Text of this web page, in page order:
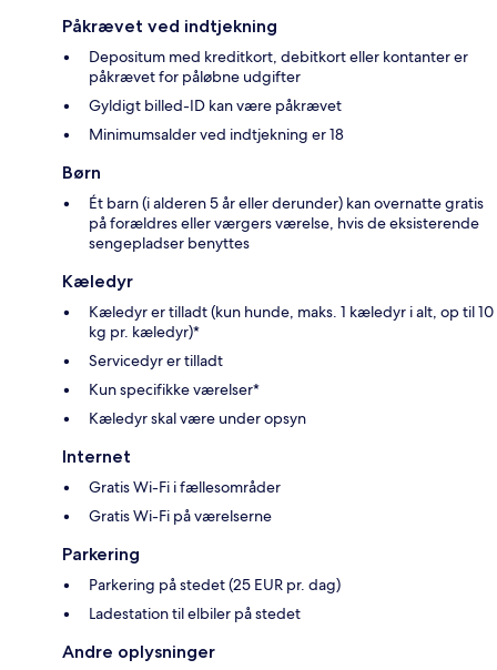
Påkrævet ved indtjekning
Depositum med kreditkort, debitkort eller kontanter er
påkrævet for påløbne udgifter
Gyldigt billed-ID kan være påkrævet
Minimumsalder ved indtjekning er 18
Børn
Ét barn (i alderen 5 år eller derunder) kan overnatte gratis
på forældres eller værgers værelse, hvis de eksisterende
sengepladser benyttes
Kæledyr
Kæledyr er tilladt (kun hunde, maks. 1 kæledyr i alt, op til 10
kg pr. kæledyr)*
Servicedyr er tilladt
Kun specifikke værelser*
Kæledyr skal være under opsyn
Internet
Gratis Wi-Fi i fællesområder
Gratis Wi-Fi på værelserne
Parkering
Parkering på stedet (25 EUR pr. dag)
Ladestation til elbiler på stedet
Andre oplysninger